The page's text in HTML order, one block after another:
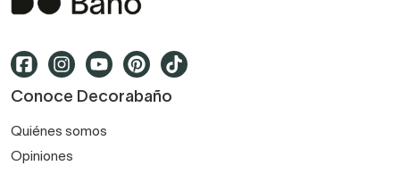
Conoce Decorabaño
Quiénes somos
Opiniones